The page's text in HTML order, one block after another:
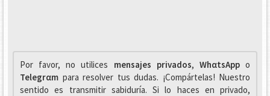
Por favor, no utilices mensajes privados, WhαtsAppo
Telegrαm para resolver tus dudas. ¡Compártelas! Nuestro
sentido es transmitir sabiduría. Si lo haces en privado,